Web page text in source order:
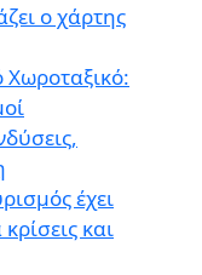
ο χάρτης
Χωροταξικό:
έχει
και